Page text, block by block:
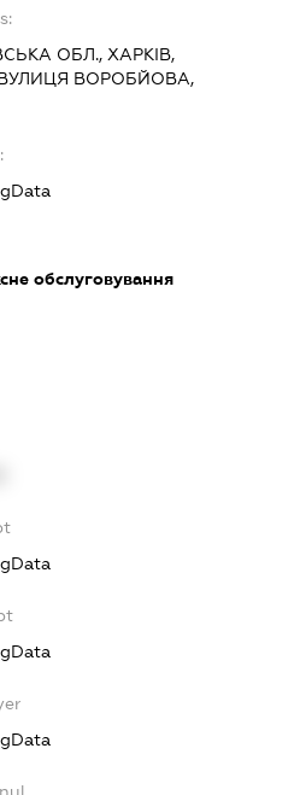
ОБЛ., ХАРКІВ,
ВОРОБЙОВА,
обслуговування